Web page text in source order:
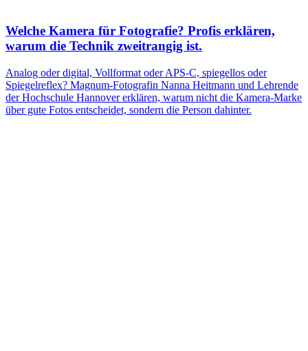
Welche Kamera für Fotografie? Profis erklären,
warum die Technik zweitrangig ist.
Analog oder digital, Vollformat oder APS-C, spiegellos oder
Spiegelreflex? Magnum-Fotografin Nanna Heitmann und Lehrende
der Hochschule Hannover erklären, warum nicht die Kamera-Marke
über gute Fotos entscheidet, sondern die Person dahinter.